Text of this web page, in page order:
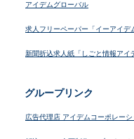
アイデムグローバル
求人フリーペーパー「イーアイデ
新聞折込求人紙「しごと情報アイ
グループリンク
広告代理店 アイデムコーポレーシ